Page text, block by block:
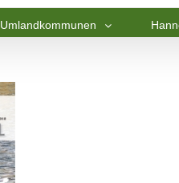
Umlandkommunen